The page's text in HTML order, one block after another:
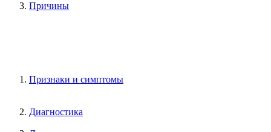
Причины
Признаки и симптомы
Диагностика